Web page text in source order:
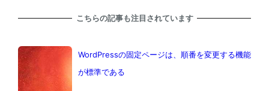
こちらの記事も注目されています
WordPressの固定ページは、順番を変更する機能
が標準である